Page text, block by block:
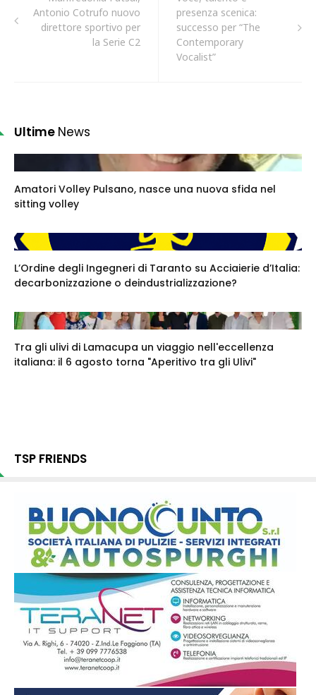
Antonio Cotrufo nuovo
direttore sportivo per
la Serie C2
presenza scenica:
successo per “The
Contemporary
Vocalist”
Ultime News
Amatori Volley Pulsano, nasce una nuova sfida nel
sitting volley
L’Ordine degli Ingegneri di Taranto su Acciaierie d’Italia:
decarbonizzazione o deindustrializzazione?
Tra gli ulivi di Lamacupa un viaggio nell'eccellenza
italiana: il 6 agosto torna "Aperitivo tra gli Ulivi"
TSP FRIENDS